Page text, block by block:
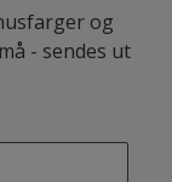
og
- sendes ut